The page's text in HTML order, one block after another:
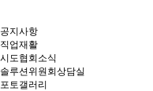
공지사항
직업재활
시도협회소식
솔루션위원회상담실
포토갤러리